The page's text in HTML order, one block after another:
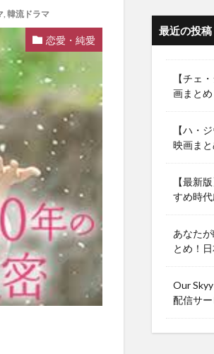
, 韓流ドラマ
恋愛・純愛
最近の投稿
【チェ
画まとめ
【ハ・
映画まと
【最新
すめ時
あなた
とめ！
Our
配信サ